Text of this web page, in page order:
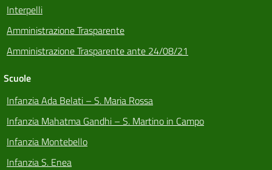
Interpelli
Amministrazione Trasparente
Amministrazione Trasparente ante 24/08/21
Scuole
Infanzia Ada Belati – S. Maria Rossa
Infanzia Mahatma Gandhi – S. Martino in Campo
Infanzia Montebello
Infanzia S. Enea